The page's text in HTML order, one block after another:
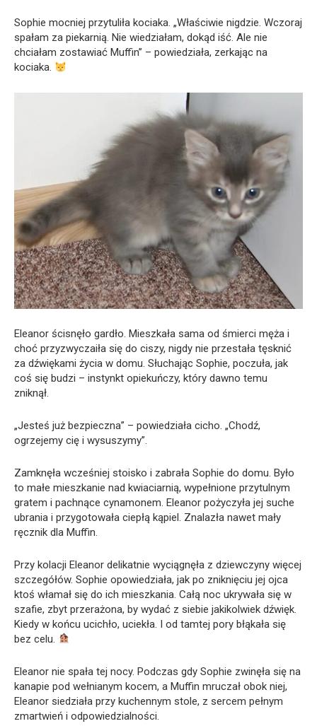
Sophie mocniej przytuliła kociaka. „Właściwie nigdzie. Wczoraj
spałam za piekarnią. Nie wiedziałam, dokąd iść. Ale nie
chciałam zostawiać Muffin” – powiedziała, zerkając na
kociaka.
Eleanor ścisnęło gardło. Mieszkała sama od śmierci męża i
choć przyzwyczaiła się do ciszy, nigdy nie przestała tęsknić
za dźwiękami życia w domu. Słuchając Sophie, poczuła, jak
coś się budzi – instynkt opiekuńczy, który dawno temu
zniknął.
„Jesteś już bezpieczna” – powiedziała cicho. „Chodź,
ogrzejemy cię i wysuszymy”.
Zamknęła wcześniej stoisko i zabrała Sophie do domu. Było
to małe mieszkanie nad kwiaciarnią, wypełnione przytulnym
gratem i pachnące cynamonem. Eleanor pożyczyła jej suche
ubrania i przygotowała ciepłą kąpiel. Znalazła nawet mały
ręcznik dla Muffin.
Przy kolacji Eleanor delikatnie wyciągnęła z dziewczyny więcej
szczegółów. Sophie opowiedziała, jak po zniknięciu jej ojca
ktoś włamał się do ich mieszkania. Całą noc ukrywała się w
szafie, zbyt przerażona, by wydać z siebie jakikolwiek dźwięk.
Kiedy w końcu ucichło, uciekła. I od tamtej pory błąkała się
bez celu.
Eleanor nie spała tej nocy. Podczas gdy Sophie zwinęła się na
kanapie pod wełnianym kocem, a Muffin mruczał obok niej,
Eleanor siedziała przy kuchennym stole, z sercem pełnym
zmartwień i odpowiedzialności.